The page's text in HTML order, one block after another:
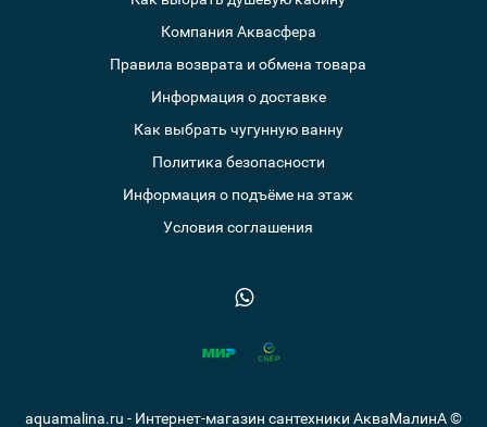
Компания Аквасфера
Правила возврата и обмена товара
Информация о доставке
Как выбрать чугунную ванну
Политика безопасности
Информация о подъёме на этаж
Условия соглашения
aquamalina.ru - Интернет-магазин сантехники АкваМалинА ©